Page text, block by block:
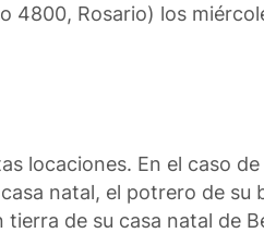
Rosario) los
locaciones. En el caso
natal, el potrero de
de su casa natal de